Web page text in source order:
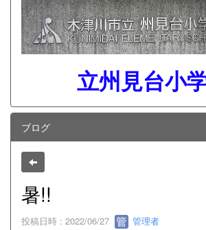
立州見台小
ブログ
暑!!
投稿日時 : 2022/06/27 管理者